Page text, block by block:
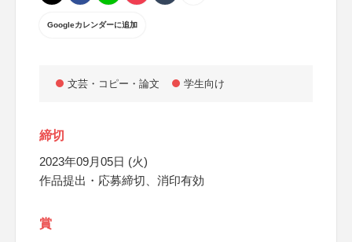
Googleカレンダーに追加
文芸・コピー・論文 学生向け
締切
2023年09月05日 (火)
作品提出・応募締切、消印有効
賞